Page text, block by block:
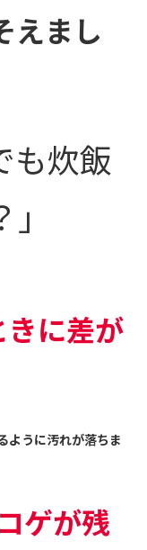
えまし
も炊飯
に差が
ように汚れが落ちま
ゲが残